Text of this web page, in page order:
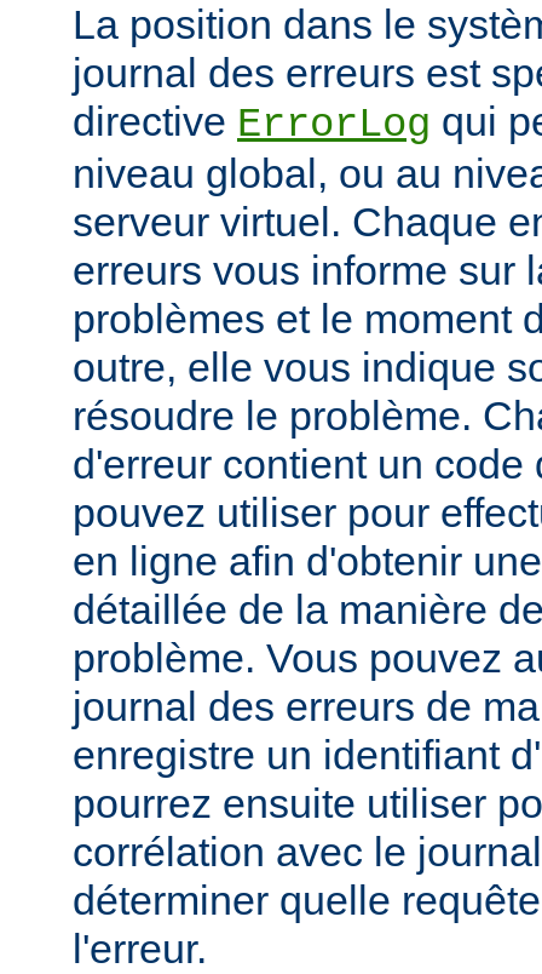
La position dans le
journal des erreurs est
directive ErrorLog qui
niveau global, ou au
serveur virtuel. Chaque
erreurs vous informe sur
problèmes et le moment
outre, elle vous indique
résoudre le problème.
d'erreur contient un code
pouvez utiliser pour
en ligne afin d'obtenir
détaillée de la manière
problème. Vous pouvez
journal des erreurs de
enregistre un identifiant
pourrez ensuite utiliser
corrélation avec le
déterminer quelle
l'erreur.